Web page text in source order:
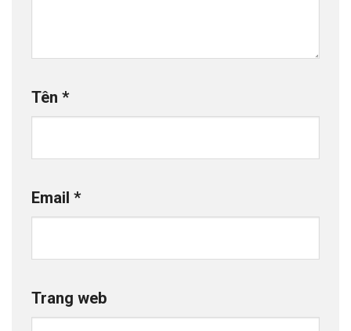
Tên *
Email *
Trang web